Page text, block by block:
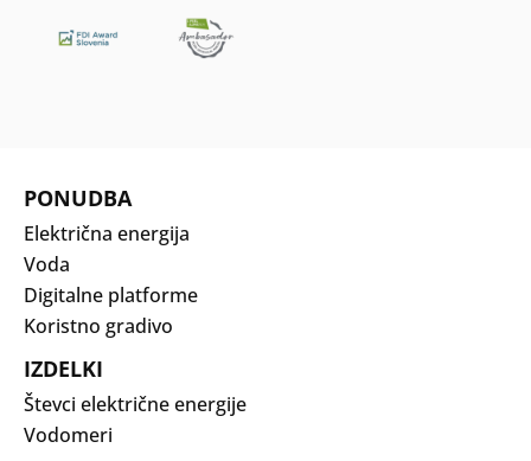
PONUDBA
Električna energija
Voda
Digitalne platforme
Koristno gradivo
IZDELKI
Števci električne energije
Vodomeri